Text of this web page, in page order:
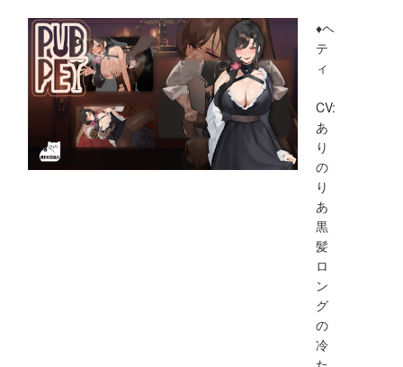
♦ヘ
テ
ィ
CV:
あ
り
の
り
あ
黒
髪
ロ
ン
グ
の
冷